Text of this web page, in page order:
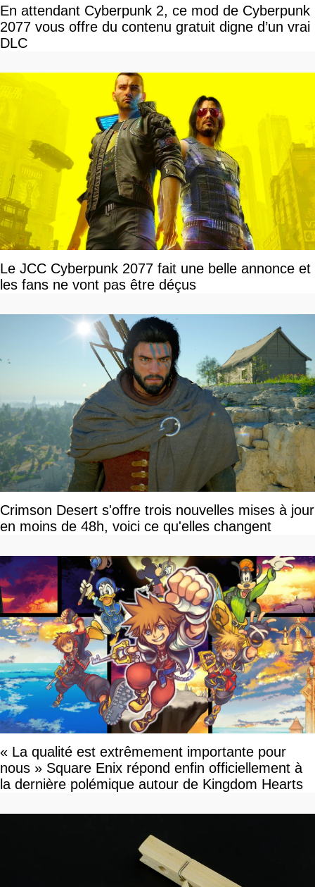
En attendant Cyberpunk 2, ce mod de Cyberpunk
2077 vous offre du contenu gratuit digne d’un vrai
DLC
Le JCC Cyberpunk 2077 fait une belle annonce et
les fans ne vont pas être déçus
Crimson Desert s'offre trois nouvelles mises à jour
en moins de 48h, voici ce qu'elles changent
« La qualité est extrêmement importante pour
nous » Square Enix répond enfin officiellement à
la dernière polémique autour de Kingdom Hearts